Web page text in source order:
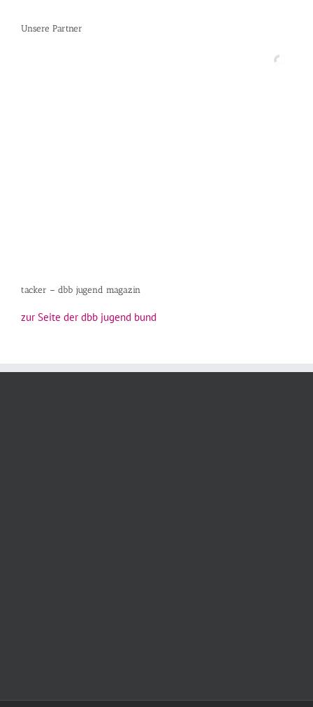
Unsere Partner
tacker – dbb jugend magazin
zur Seite der dbb jugend bund